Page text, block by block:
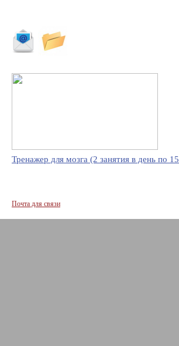
Тренажер для мозга (2 занятия в день по
Почта для связи